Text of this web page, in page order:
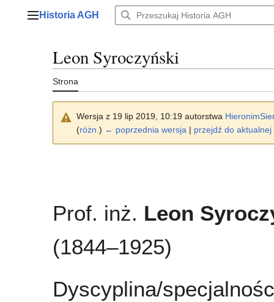
Menu główne
Historia AGH
Leon Syroczyński
Strona
Wersja z 19 lip 2019, 10:19 autorstwa
(różn. ) ← poprzednia wersja | przejdź do aktualnej
Prof. inż. Leon
(1844–1925)
Dyscyplina/